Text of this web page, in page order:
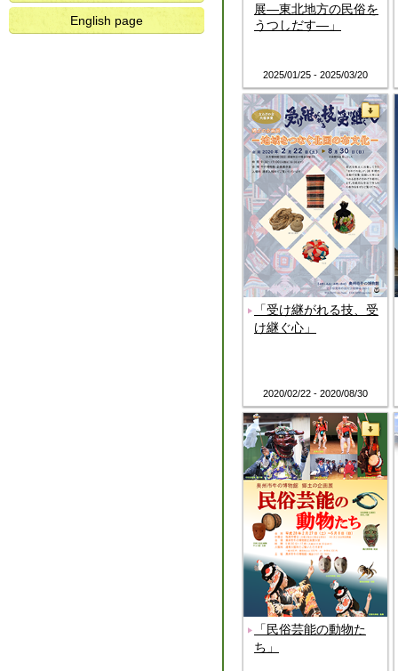
English page
展―東北地方の民俗を
うつしだす―」
2025/01/25 - 2025/03/20
「受け継がれる技、受
け継ぐ心」
2020/02/22 - 2020/08/30
「民俗芸能の動物た
ち」